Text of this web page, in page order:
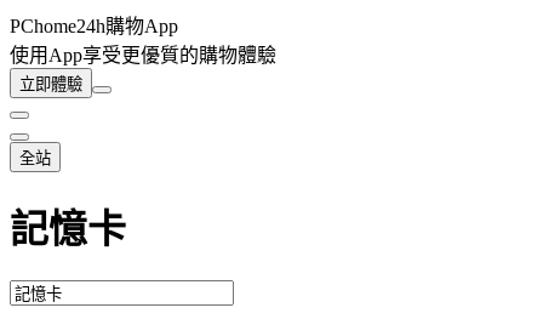
PChome24h購物App
使用App享受更優質的購物體驗
立即體驗
全站
記憶卡